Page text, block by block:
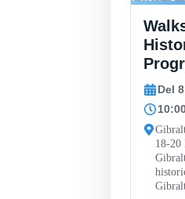
Del
18-20